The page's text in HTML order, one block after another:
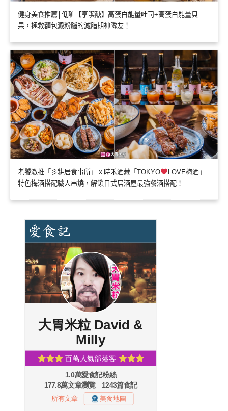
健身美食推薦│低醣【享喫醣】高蛋白能量吐司+高蛋白能量貝
果，拯救麵包澱粉腦的減脂期神隊友！
老饕激推「彡耕居食事所」ｘ時禾酒藏「TOKYO
LOVE梅酒」
特色梅酒搭配職人串燒，解鎖日式居酒屋最強餐酒搭配！